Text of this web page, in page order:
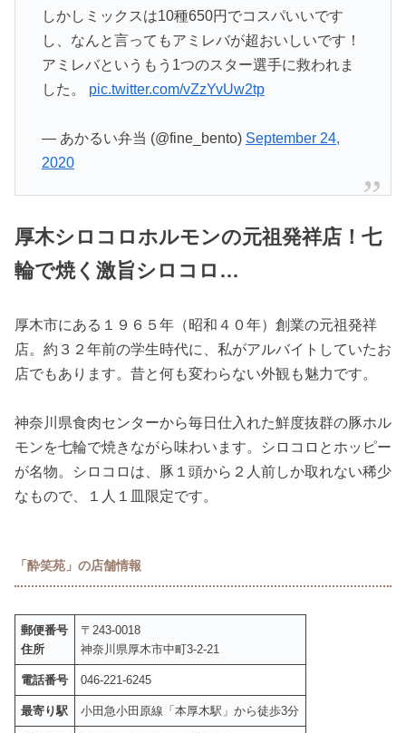
しかしミックスは10種650円でコスパいいです
し、なんと言ってもアミレバが超おいしいです！
アミレバというもう1つのスター選手に救われま
した。 pic.twitter.com/vZzYvUw2tp
— あかるい弁当 (@fine_bento) September 24,
2020
厚木シロコロホルモンの元祖発祥店！七
輪で焼く激旨シロコロ…
厚木市にある１９６５年（昭和４０年）創業の元祖発祥
店。約３２年前の学生時代に、私がアルバイトしていたお
店でもあります。昔と何も変わらない外観も魅力です。
神奈川県食肉センターから毎日仕入れた鮮度抜群の豚ホル
モンを七輪で焼きながら味わいます。シロコロとホッピー
が名物。シロコロは、豚１頭から２人前しか取れない稀少
なもので、１人１皿限定です。
「酔笑苑」の店舗情報
郵便番号
住所
〒243-0018
神奈川県厚木市中町3-2-21
電話番号 046-221-6245
最寄り駅 小田急小田原線「本厚木駅」から徒歩3分